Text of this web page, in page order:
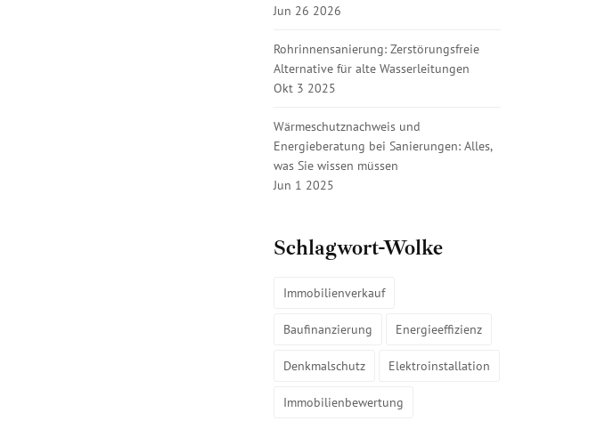
Jun 26 2026
Rohrinnensanierung: Zerstörungsfreie
Alternative für alte Wasserleitungen
Okt 3 2025
Wärmeschutznachweis und
Energieberatung bei Sanierungen: Alles,
was Sie wissen müssen
Jun 1 2025
Schlagwort-Wolke
Immobilienverkauf
Baufinanzierung Energieeffizienz
Denkmalschutz Elektroinstallation
Immobilienbewertung